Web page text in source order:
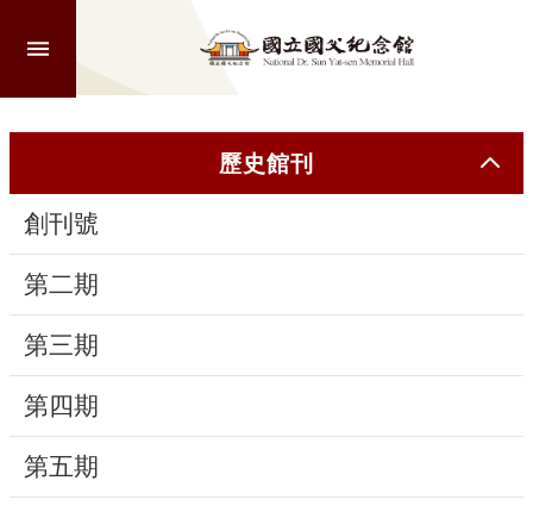
階
尋
認
識
本
館
參
觀
歷史館刊
創刊號
第二期
第三期
第四期
第五期